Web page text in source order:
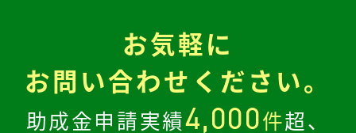
お気軽に
お問い合わせください。
助成金申請実績4,000件超、